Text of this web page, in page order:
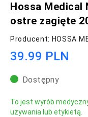
Hossa
ostre zagięte
Producent: HOSSA
39.99 PLN
Dostępny
To jest wyrób
używania lub etykietą.